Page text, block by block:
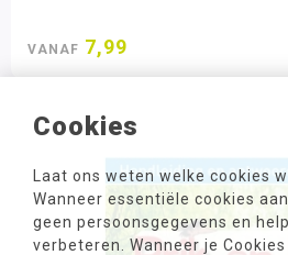
Cookies
Laat ons weten welke cookies
Wanneer essentiële cookies
geen persoonsgegevens en
verbeteren. Wanneer je
VANAF 7,99